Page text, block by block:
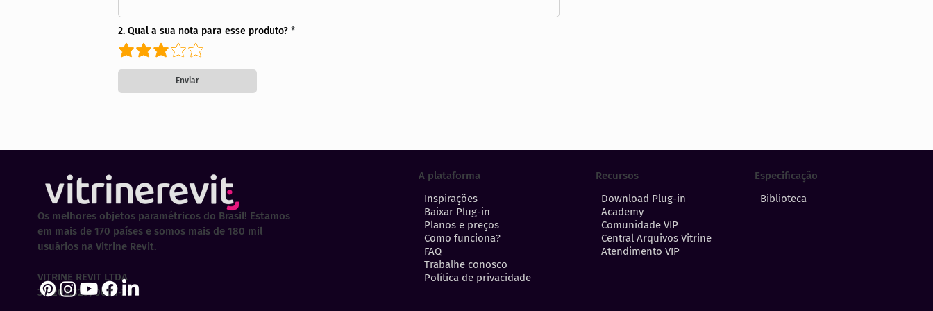
2. Qual a sua nota para esse produto?
Enviar
A plataforma
Inspirações
Baixar Plug-in
Planos e preços
Como funciona?
FAQ
Trabalhe conosco
Política de privacidade
Recursos
Download Plug-in
Academy
Comunidade VIP
Central Arquivos Vitrine
Atendimento VIP
Especificação
Biblioteca
Os melhores objetos paramétricos do Brasil! Estamos
em mais de 170 países e somos mais de 180 mil
usuários na Vitrine Revit.
VITRINE REVIT LTDA
30.202.323/0001-29